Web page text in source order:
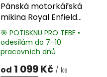
Pánská motorkářská
mikina Royal Enfield
Cafe Racer
Průměrné
hodnocení
je
🎯 POTISKNU PRO TEBE •
odesílám do 7–10
pracovních dnů
od 1 099 Kč / ks